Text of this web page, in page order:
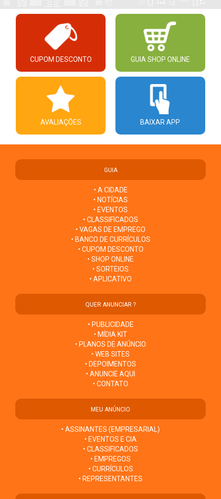
CUPOM DESCONTO GUIA SHOP ONLINE
AVALIAÇÕES BAIXAR APP
GUIA
• A CIDADE
• NOTÍCIAS
• EVENTOS
• CLASSIFICADOS
• VAGAS DE EMPREGO
• BANCO DE CURRÍCULOS
• CUPOM DESCONTO
• SHOP ONLINE
• SORTEIOS
• APLICATIVO
QUER ANUNCIAR ?
• PUBLICIDADE
• MÍDIA KIT
• PLANOS DE ANÚNCIO
• WEB SITES
• DEPOIMENTOS
• ANUNCIE AQUI
• CONTATO
MEU ANÚNCIO
• ASSINANTES (EMPRESARIAL)
• EVENTOS E CIA
• CLASSIFICADOS
• EMPREGOS
• CURRÍCULOS
• REPRESENTANTES